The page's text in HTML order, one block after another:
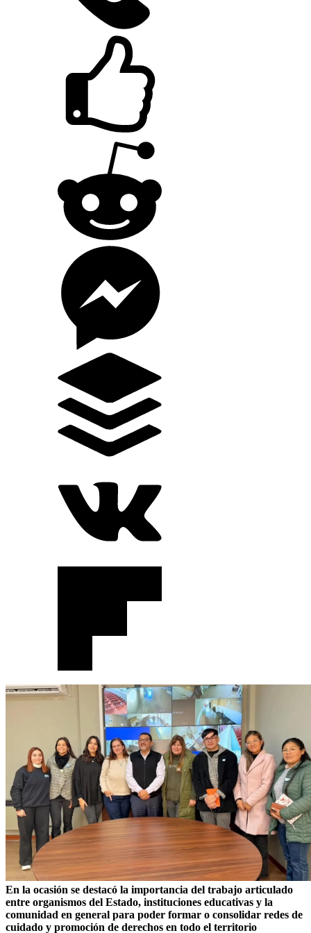
En la ocasión se destacó la importancia del trabajo articulado
entre organismos del Estado, instituciones educativas y la
comunidad en general para poder formar o consolidar redes de
cuidado y promoción de derechos en todo el territorio